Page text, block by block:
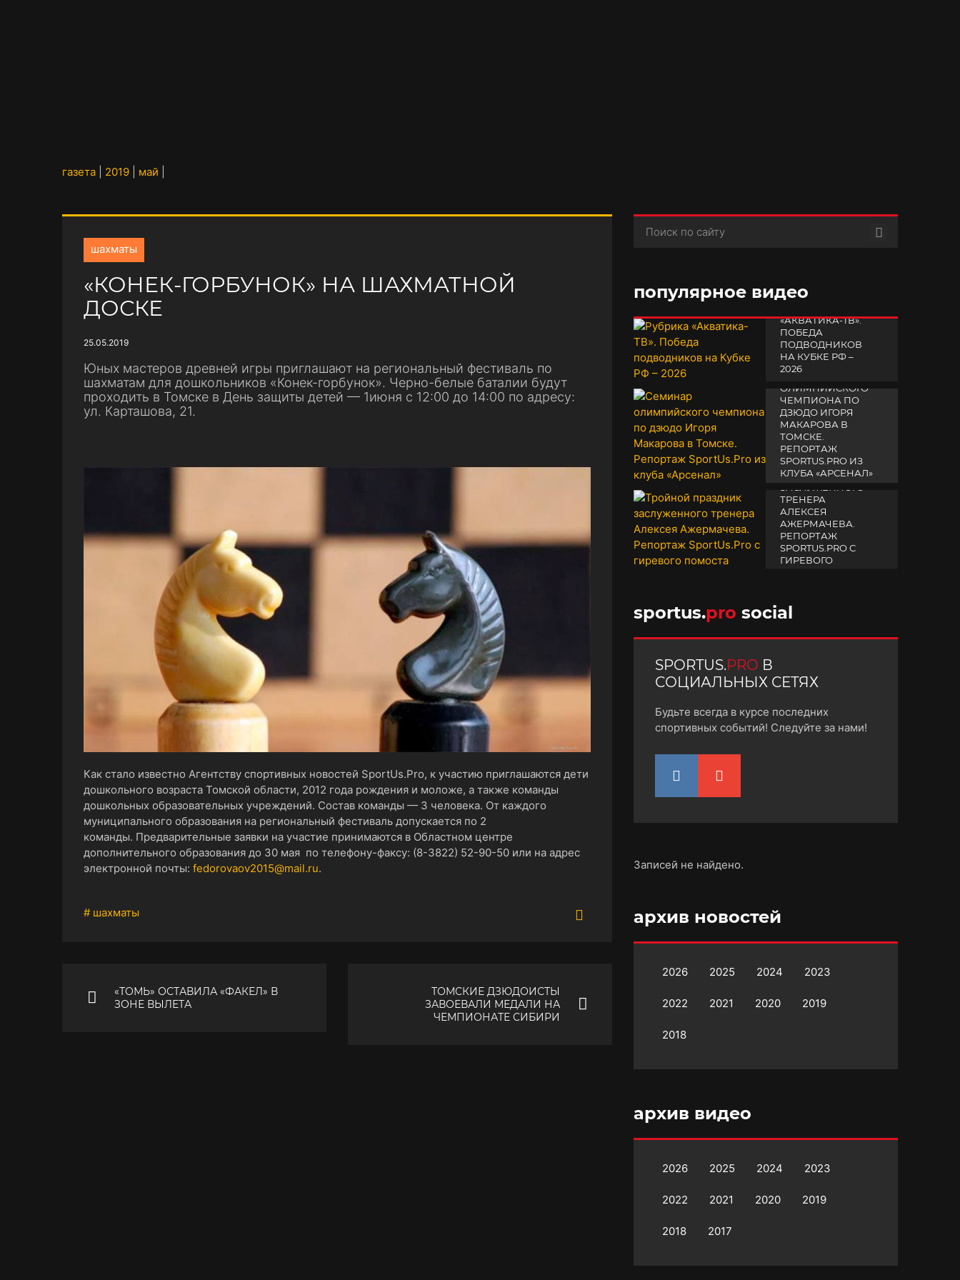
газета 2019 май
шахматы
«КОНЕК-ГОРБУНОК» НА ШАХМАТНОЙ
ДОСКЕ
25.05.2019
Юных мастеров древней игры приглашают на региональный фестиваль по
шахматам для дошкольников «Конек-горбунок». Черно-белые баталии будут
проходить в Томске в День защиты детей — 1июня с 12:00 до 14:00 по адресу:
ул. Карташова, 21.
Как стало известно Агентству спортивных новостей SportUs.Рro, к участию приглашаются дети
дошкольного возраста Томской области, 2012 года рождения и моложе, а также команды
дошкольных образовательных учреждений. Состав команды — 3 человека. От каждого
муниципального образования на региональный фестиваль допускается по 2
команды. Предварительные заявки на участие принимаются в Областном центре
дополнительного образования до 30 мая по телефону-факсу: (8-3822) 52-90-50 или на адрес
электронной почты: fedorovaov2015@mail.ru.
# шахматы
«ТОМЬ» ОСТАВИЛА «ФАКЕЛ» В
ЗОНЕ ВЫЛЕТА
ТОМСКИЕ ДЗЮДОИСТЫ
ЗАВОЕВАЛИ МЕДАЛИ НА
ЧЕМПИОНАТЕ СИБИРИ
популярное видео
«АКВАТИКА-TВ».
ПОБЕДА
ПОДВОДНИКОВ
НА КУБКЕ РФ –
2026
19 февраля 2026
СЕМИНАР
ОЛИМПИЙСКОГО
ЧЕМПИОНА ПО
ДЗЮДО ИГОРЯ
МАКАРОВА В
ТОМСКЕ.
РЕПОРТАЖ
SPORTUS.PRO ИЗ
КЛУБА «АРСЕНАЛ»
14 апреля 2025
ТРОЙНОЙ
ПРАЗДНИК
ТРЕНЕРА
АЛЕКСЕЯ
АЖЕРМАЧЕВА.
РЕПОРТАЖ
SPORTUS.PRO С
ГИРЕВОГО
sportus.pro social
SPORTUS.PRO В
СОЦИАЛЬНЫХ СЕТЯХ
Будьте всегда в курсе последних
спортивных событий! Следуйте за нами!
Записей не найдено.
архив новостей
2026 2025 2024 2023
2022 2021 2020 2019
2018
архив видео
2026 2025 2024 2023
2022 2021 2020 2019
2018 2017